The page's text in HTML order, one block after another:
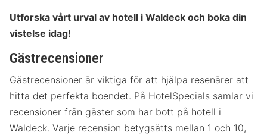
Utforska vårt urval av hotell i Waldeck och boka din
vistelse idag!
Gästrecensioner
Gästrecensioner är viktiga för att hjälpa resenärer att
hitta det perfekta boendet. På HotelSpecials samlar vi
recensioner från gäster som har bott på hotell i
Waldeck. Varje recension betygsätts mellan 1 och 10,